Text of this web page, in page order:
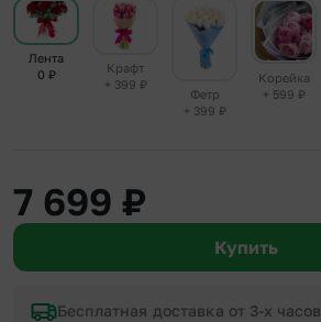
Лента
0 ₽
Крафт
+ 399 ₽
Фетр
+ 399 ₽
Корейка
+ 599 ₽
7 699 ₽
Купить
Бесплатная доставка от 3-х часов